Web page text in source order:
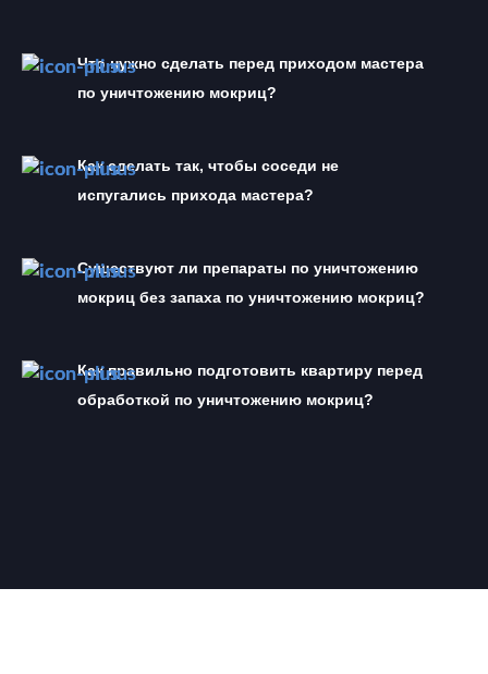
Что нужно сделать перед приходом мастера
по уничтожению мокриц?
Как сделать так, чтобы соседи не
испугались прихода мастера?
Существуют ли препараты по уничтожению
мокриц без запаха по уничтожению мокриц?
Как правильно подготовить квартиру перед
обработкой по уничтожению мокриц?